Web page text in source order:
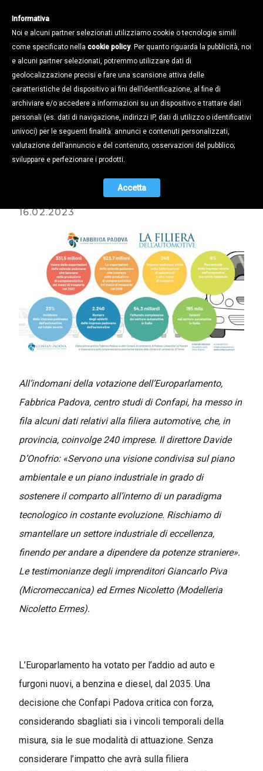
Cronaca Confapi /
STOP ALLE AUTO A BENZINA E
DIESEL DAL 2035. CONFAPI:
«COMPARTO INDUSTRIALE
STRATEGICO, SOLO A PADOVA A
RISCHIO 330 MILIONI DI
16.02.2023
All’indomani della votazione dell’Europarlamento,
Fabbrica Padova, centro studi di Confapi, ha messo in
fila alcuni dati relativi alla filiera automotive, che, in
provincia, coinvolge 240 imprese. Il direttore Davide
D’Onofrio: «Servono una visione condivisa sul piano
ambientale e un piano industriale in grado di
sostenere il comparto all’interno di un paradigma
tecnologico in costante evoluzione. Rischiamo di
smantellare un settore industriale di eccellenza,
finendo per andare a dipendere da potenze straniere».
Le testimonianze degli imprenditori Giancarlo Piva
(Micromeccanica) ed Ermes Nicoletto (Modelleria
Nicoletto Ermes).
L’Europarlamento ha votato per l’addio ad auto e
furgoni nuovi, a benzina e diesel, dal 2035. Una
decisione che Confapi Padova critica con forza,
considerando sbagliati sia i vincoli temporali della
misura, sia le sue modalità di attuazione. Senza
considerare l’impatto che avrà sulla filiera
Informativa
Noi e alcuni partner selezionati utilizziamo cookie o tecnologie simili
come specificato nella cookie policy. Per quanto riguarda la pubblicità, noi
e alcuni partner selezionati, potremmo utilizzare dati di
geolocalizzazione precisi e fare una scansione attiva delle
caratteristiche del dispositivo ai fini dell’identificazione, al fine di
archiviare e/o accedere a informazioni su un dispositivo e trattare dati
personali (es. dati di navigazione, indirizzi IP, dati di utilizzo o identificativi
univoci) per le seguenti finalità: annunci e contenuti personalizzati,
valutazione dell’annuncio e del contenuto, osservazioni del pubblico;
sviluppare e perfezionare i prodotti.
Accetta